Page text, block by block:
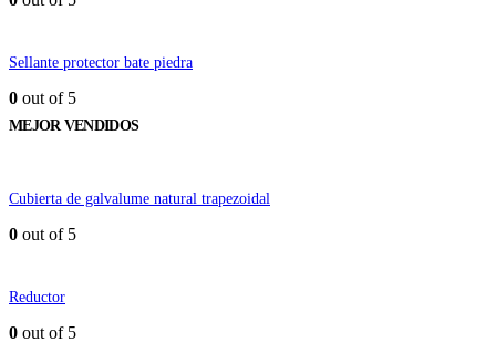
Sellante protector bate piedra
0 out of 5
MEJOR VENDIDOS
Cubierta de galvalume natural trapezoidal
0 out of 5
Reductor
0 out of 5